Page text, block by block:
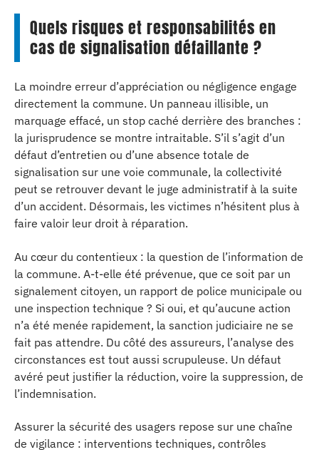
Quels risques et responsabilités en
cas de signalisation défaillante ?
La moindre erreur d’appréciation ou négligence engage
directement la commune. Un panneau illisible, un
marquage effacé, un stop caché derrière des branches :
la jurisprudence se montre intraitable. S’il s’agit d’un
défaut d’entretien ou d’une absence totale de
signalisation sur une voie communale, la collectivité
peut se retrouver devant le juge administratif à la suite
d’un accident. Désormais, les victimes n’hésitent plus à
faire valoir leur droit à réparation.
Au cœur du contentieux : la question de l’information de
la commune. A-t-elle été prévenue, que ce soit par un
signalement citoyen, un rapport de police municipale ou
une inspection technique ? Si oui, et qu’aucune action
n’a été menée rapidement, la sanction judiciaire ne se
fait pas attendre. Du côté des assureurs, l’analyse des
circonstances est tout aussi scrupuleuse. Un défaut
avéré peut justifier la réduction, voire la suppression, de
l’indemnisation.
Assurer la sécurité des usagers repose sur une chaîne
de vigilance : interventions techniques, contrôles